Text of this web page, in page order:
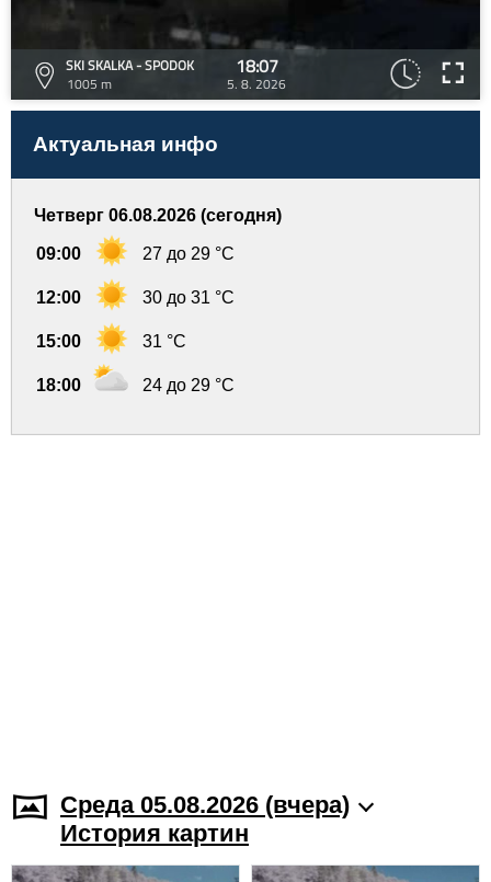
SKI SKALKA - SPODOK
1005 m
18:07
5. 8. 2026
Актуальная инфо
Четверг 06.08.2026 (сегодня)
09:00 27 до 29 °C
12:00 30 до 31 °C
15:00 31 °C
18:00 24 до 29 °C
Среда 05.08.2026 (вчера)
История картин